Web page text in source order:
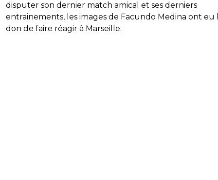
disputer son dernier match amical et ses derniers
entrainements, les images de Facundo Medina ont eu
don de faire réagir à Marseille.